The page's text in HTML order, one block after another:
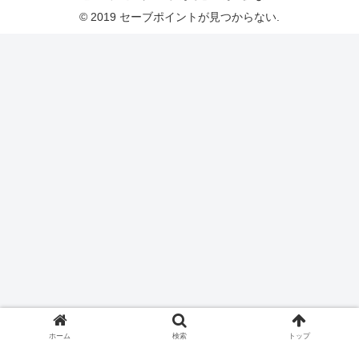
© 2019 セーブポイントが見つからない.
ホーム 検索 トップ